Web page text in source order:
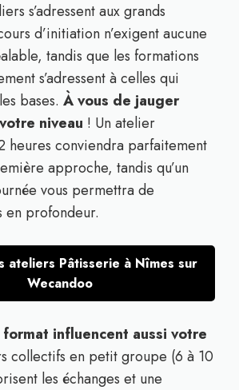
s’adressent aux grands
d’initiation n’exigent aucune
tandis que les formations
s’adressent à celles qui
bases. À vous de jauger
niveau ! Un atelier
heures conviendra parfaitement
approche, tandis qu’un
vous permettra de
en profondeur.
ateliers Pâtisserie à Nîmes sur
Wecandoo
influencent aussi votre
collectifs en petit groupe (6 à 10
les échanges et une